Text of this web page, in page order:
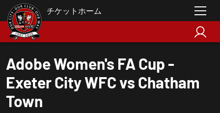
チケットホーム
Adobe Women's FA Cup -
Exeter City WFC vs Chatham
Town